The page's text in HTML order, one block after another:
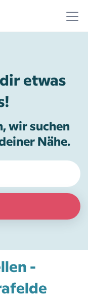
etwas
wir suchen
Nähe.
-